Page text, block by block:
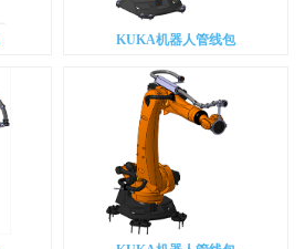
KUKA机器人管线包